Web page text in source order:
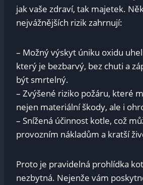
jak vaše zdraví, tak majetek.
nejvážnějších rizik zahrnují:
– Možný výskyt úniku oxidu
který je bezbarvý, bez chuti a
být smrtelný.
– Zvýšené riziko požáru, které
nejen materiální škody, ale i
– Snížená účinnost kotle, což
provozním nákladům a kratší
Proto je pravidelná prohlídka
nezbytná. Nejenže vám